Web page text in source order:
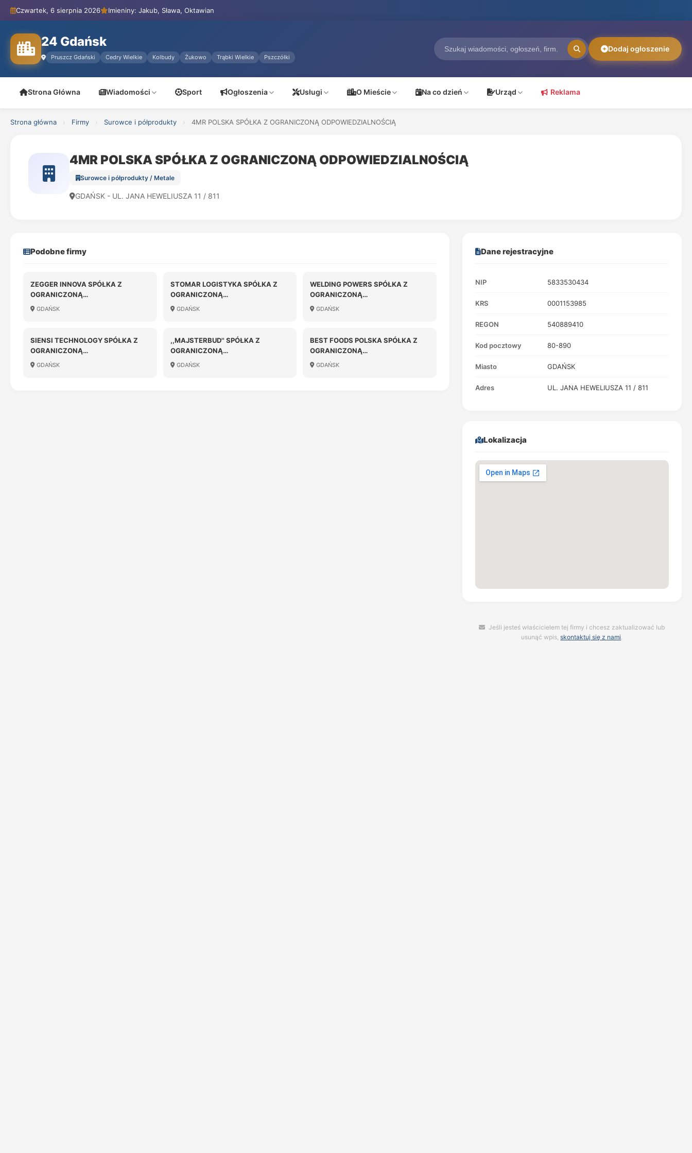
Czwartek, 6 sierpnia 2026 Imieniny: Jakub, Sława, Oktawian
24 Gdańsk
Pruszcz Gdański Cedry Wielkie Kolbudy Żukowo Trąbki Wielkie Pszczółki
Dodaj ogłoszenie
Strona Główna Wiadomości Sport Ogłoszenia Usługi O Mieście Na co dzień Urząd Reklama
Strona główna › Firmy › Surowce i półprodukty › 4MR POLSKA SPÓŁKA Z OGRANICZONĄ ODPOWIEDZIALNOŚCIĄ
4MR POLSKA SPÓŁKA Z OGRANICZONĄ ODPOWIEDZIALNOŚCIĄ
Surowce i półprodukty / Metale
GDAŃSK - UL. JANA HEWELIUSZA 11 / 811
Podobne firmy
ZEGGER INNOVA SPÓŁKA Z
OGRANICZONĄ
ODPOWIEDZIALNOŚCIĄ
GDAŃSK
STOMAR LOGISTYKA SPÓŁKA Z
OGRANICZONĄ
ODPOWIEDZIALNOŚCIĄ SPÓŁKA
GDAŃSK
WELDING POWERS SPÓŁKA Z
OGRANICZONĄ
ODPOWIEDZIALNOŚCIĄ
GDAŃSK
SIENSI TECHNOLOGY SPÓŁKA Z
OGRANICZONĄ
ODPOWIEDZIALNOŚCIĄ W
GDAŃSK
,,MAJSTERBUD'' SPÓŁKA Z
OGRANICZONĄ
ODPOWIEDZIALNOŚCIĄ
GDAŃSK
BEST FOODS POLSKA SPÓŁKA Z
OGRANICZONĄ
ODPOWIEDZIALNOŚCIĄ W
GDAŃSK
Dane rejestracyjne
NIP 5833530434
KRS 0001153985
REGON 540889410
Kod pocztowy 80-890
Miasto GDAŃSK
Adres UL. JANA HEWELIUSZA 11 / 811
Lokalizacja
Jeśli jesteś właścicielem tej firmy i chcesz zaktualizować lub
usunąć wpis,skontaktuj się z nami.